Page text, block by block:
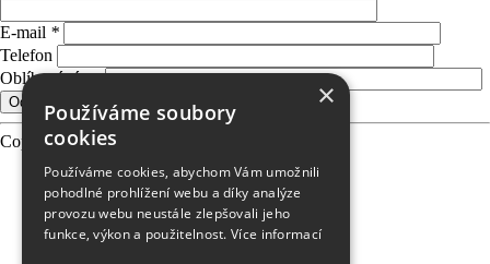
E-mail *
Telefon
Oblíbené téma
Copyright 2026 PEVNOST, made
×
Používáme soubory
cookies
Používáme cookies, abychom Vám umožnili
pohodlné prohlížení webu a díky analýze
provozu webu neustále zlepšovali jeho
funkce, výkon a použitelnost.Více informací